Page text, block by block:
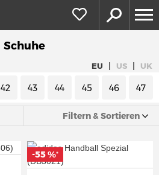
Schuhe
EU | US | UK
42 43 44 45 46 47
Filtern & Sortieren
-55 %*